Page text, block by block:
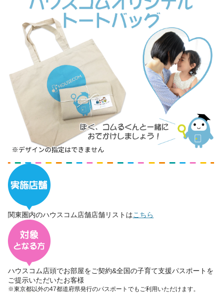
関東圏内のハウスコム店舗店舗リストはこちら
ハウスコム店頭でお部屋をご契約&全国の子育て支援パスポートを
ご提示いただいたお客様
※東京都以外の47都道府県発行のパスポートでもご利用いただけます。